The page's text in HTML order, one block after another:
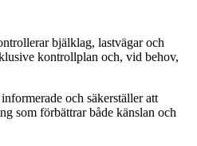
bjälklag, lastvägar och
kontrollplan och, vid behov,
och säkerställer att
som förbättrar både känslan och